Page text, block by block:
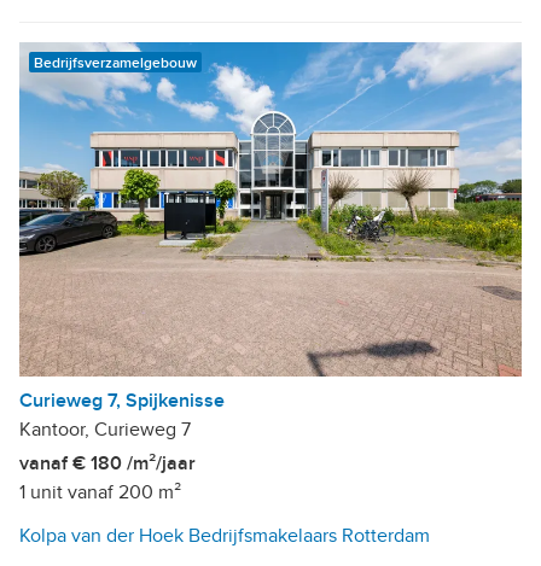
Bedrijfsverzamelgebouw
Curieweg 7, Spijkenisse
Kantoor, Curieweg 7
vanaf € 180 /m²/jaar
1 unit vanaf 200 m²
Kolpa van der Hoek Bedrijfsmakelaars Rotterdam